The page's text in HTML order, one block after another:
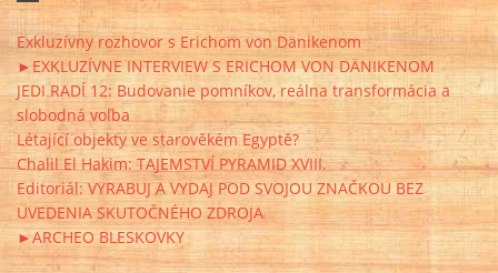
Exkluzívny rozhovor s Erichom von Dänikenom
►EXKLUZÍVNE INTERVIEW S ERICHOM VON DÄNIKENOM
JEDI RADÍ 12: Budovanie pomníkov, reálna transformácia a
slobodná voľba
Létající objekty ve starověkém Egyptě?
Chalil El Hakim: TAJEMSTVÍ PYRAMID XVIII.
Editoriál: VYRABUJ A VYDAJ POD SVOJOU ZNAČKOU BEZ
UVEDENIA SKUTOČNÉHO ZDROJA
►ARCHEO BLESKOVKY